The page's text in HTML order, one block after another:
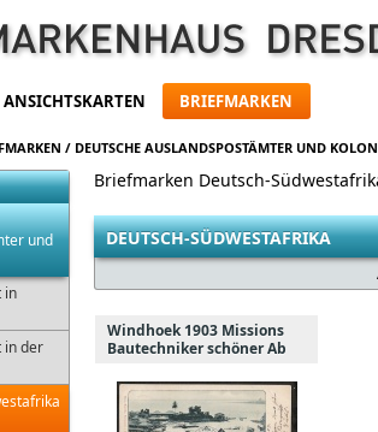
ANSICHTSKARTEN BRIEFMARKEN
/ DEUTSCHE AUSLANDSPOSTÄMTER UND
und
in
in der
Briefmarken Deutsch-
DEUTSCH-SÜDWESTAFRIKA
Windhoek 1903 Missions
Bautechniker schöner Ab